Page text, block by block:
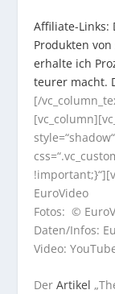
Affiliate-Links:
Produkten
erhalte ich
teurer macht.
[/
EuroVideo
Fotos: ©
Daten/Infos:
Video:
DerArtikel